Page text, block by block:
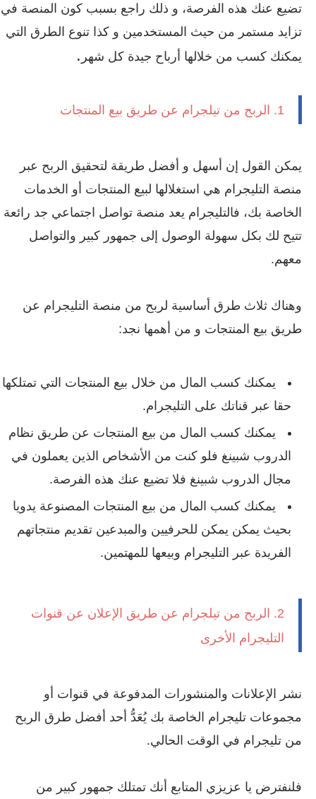
تضيع عنك هذه الفرصة، و ذلك راجع بسبب كون المنصة في
تزايد مستمر من حيث المستخدمين و كذا تنوع الطرق التي
يمكنك كسب من خلالها أرباح جيدة كل شهر .
1. الربح من تيلجرام عن طريق بيع المنتجات
يمكن القول إن أسهل و أفضل طريقة لتحقيق الربح عبر
منصة التليجرام هي استغلالها لبيع المنتجات أو الخدمات
الخاصة بك، فالتليجرام يعد منصة تواصل اجتماعي جد رائعة
تتيح لك بكل سهولة الوصول إلى جمهور كبير والتواصل
معهم.
وهناك ثلاث طرق أساسية لربح من منصة التليجرام عن
طريق بيع المنتجات و من أهمها نجد:
يمكنك كسب المال من خلال بيع المنتجات التي تمتلكها
حقا عبر قناتك على التليجرام.
يمكنك كسب المال من بيع المنتجات عن طريق نظام
الدروب شبينغ فلو كنت من الأشخاص الذين يعملون في
مجال الدروب شبينغ فلا تضيع عنك هذه الفرصة.
يمكنك كسب المال من بيع المنتجات المصنوعة يدويا
بحيث يمكن يمكن للحرفيين والمبدعين تقديم منتجاتهم
الفريدة عبر التليجرام وبيعها للمهتمين.
2. الربح من تيلجرام عن طريق الإعلان عن قنوات
التليجرام الأخرى
نشر الإعلانات والمنشورات المدفوعة في قنوات أو
مجموعات تليجرام الخاصة بك يُعَدُّ أحد أفضل طرق الربح
من تليجرام في الوقت الحالي.
فلنفترض يا عزيزي المتابع أنك تمتلك جمهور كبير من